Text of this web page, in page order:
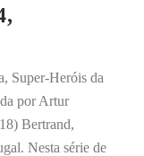
Super-Heróis da
por Artur
Bertrand,
Nesta série de